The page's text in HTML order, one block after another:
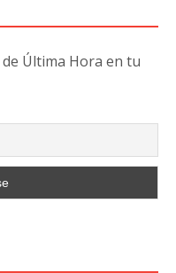
Última Hora en tu